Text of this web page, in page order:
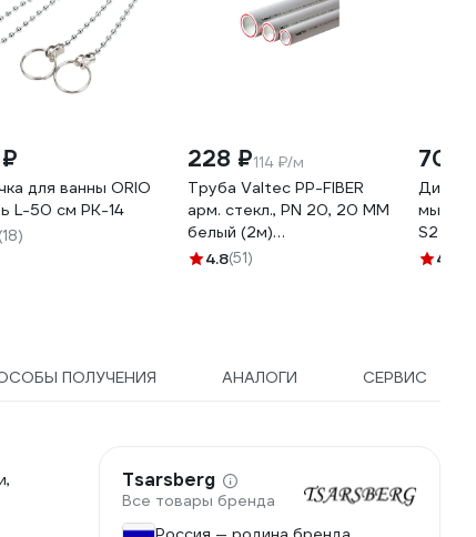
для ванны ORIO
L-50 см РК-14
(18)
228 ₽114 ₽/м
Труба Valtec PP-FIBER
арм. стекл., PN 20, 20 MM
белый (2м)
VTp.700.FB20.20.02
4.8(51)
700
мыла
S2
4.1
ПОЛУЧЕНИЯ АНАЛОГИ СЕРВИС
Tsarsberg
Все товары бренда